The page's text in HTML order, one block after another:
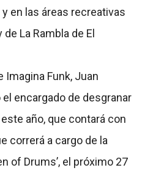
en las áreas recreativas
La Rambla de El
Imagina Funk, Juan
el encargado de desgranar
año, que contará con
correrá a cargo de la
of Drums’, el próximo 27